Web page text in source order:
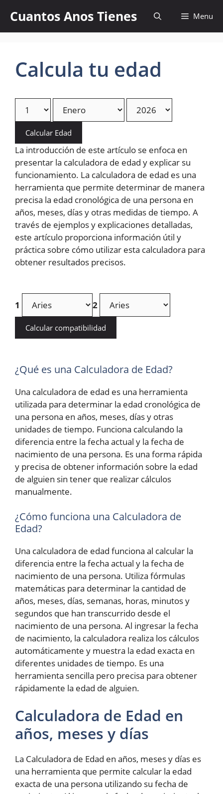
content
Cuantos Anos Tienes Menu
Calcula tu edad
Calcular Edad
La introducción de este artículo se enfoca en
presentar la calculadora de edad y explicar su
funcionamiento. La calculadora de edad es una
herramienta que permite determinar de manera
precisa la edad cronológica de una persona en
años, meses, días y otras medidas de tiempo. A
través de ejemplos y explicaciones detalladas,
este artículo proporciona información útil y
práctica sobre cómo utilizar esta calculadora para
obtener resultados precisos.
1 2
Calcular compatibilidad
¿Qué es una Calculadora de Edad?
Una calculadora de edad es una herramienta
utilizada para determinar la edad cronológica de
una persona en años, meses, días y otras
unidades de tiempo. Funciona calculando la
diferencia entre la fecha actual y la fecha de
nacimiento de una persona. Es una forma rápida
y precisa de obtener información sobre la edad
de alguien sin tener que realizar cálculos
manualmente.
¿Cómo funciona una Calculadora de
Edad?
Una calculadora de edad funciona al calcular la
diferencia entre la fecha actual y la fecha de
nacimiento de una persona. Utiliza fórmulas
matemáticas para determinar la cantidad de
años, meses, días, semanas, horas, minutos y
segundos que han transcurrido desde el
nacimiento de una persona. Al ingresar la fecha
de nacimiento, la calculadora realiza los cálculos
automáticamente y muestra la edad exacta en
diferentes unidades de tiempo. Es una
herramienta sencilla pero precisa para obtener
rápidamente la edad de alguien.
Calculadora de Edad en
años, meses y días
La Calculadora de Edad en años, meses y días es
una herramienta que permite calcular la edad
exacta de una persona utilizando su fecha de